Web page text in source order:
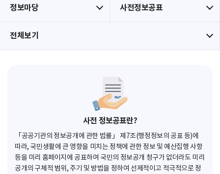
정보마당 사전정보공표
전체보기
사전 정보공표란?
「공공기관의 정보공개에 관한 법률」 제7조(행정정보의 공표 등)에
따라, 국민생활에 큰 영향을 미치는 정책에 관한 정보 및 예산집행 사항
등을 미리 홈페이지에 공표하여 국민의 정보공개 청구가 없더라도 미리
공개의 구체적 범위, 주기 및 방법을 정하여 선제적이고 적극적으로 정